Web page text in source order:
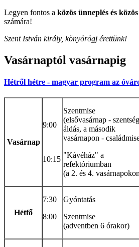
Legyen fontos a közös ünneplés és
számára!
Szent István király, könyörögj érettünk!
Vasárnaptól vasárnapig
Hétről hétre - magyar program az
Vasárnap
9:00
10:15
Szentmise
(elsővasárnap -
áldás, a második
vasárnapon -
"Kávéház" a
refektóriumban
(a 2. és 4.
Hétfő
7:30
8:00
Gyóntatás
Szentmise
(adventben 6 órakor)